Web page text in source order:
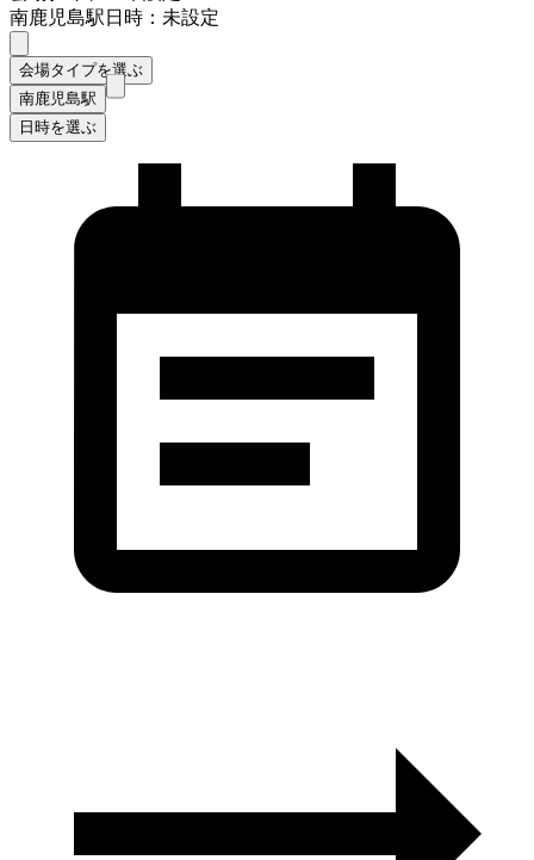
南鹿児島駅日時：未設定
会場タイプを選ぶ
南鹿児島駅
日時を選ぶ